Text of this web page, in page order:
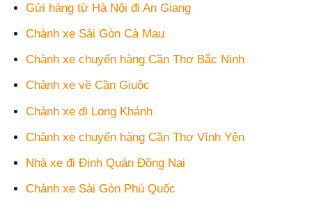
Gửi hàng từ Hà Nội đi An Giang
Chành xe Sài Gòn Cà Mau
Chành xe chuyển hàng Cần Thơ Bắc Ninh
Chành xe về Cần Giuộc
Chành xe đi Long Khánh
Chành xe chuyển hàng Cần Thơ Vĩnh Yên
Nhà xe đi Định Quán Đồng Nai
Chành xe Sài Gòn Phú Quốc